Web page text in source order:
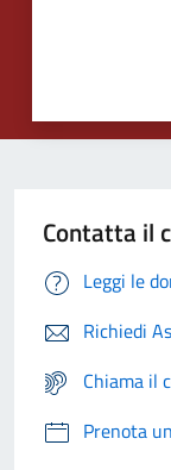
Contatta il
Leggi le
Richiedi
Chiama il
Prenota